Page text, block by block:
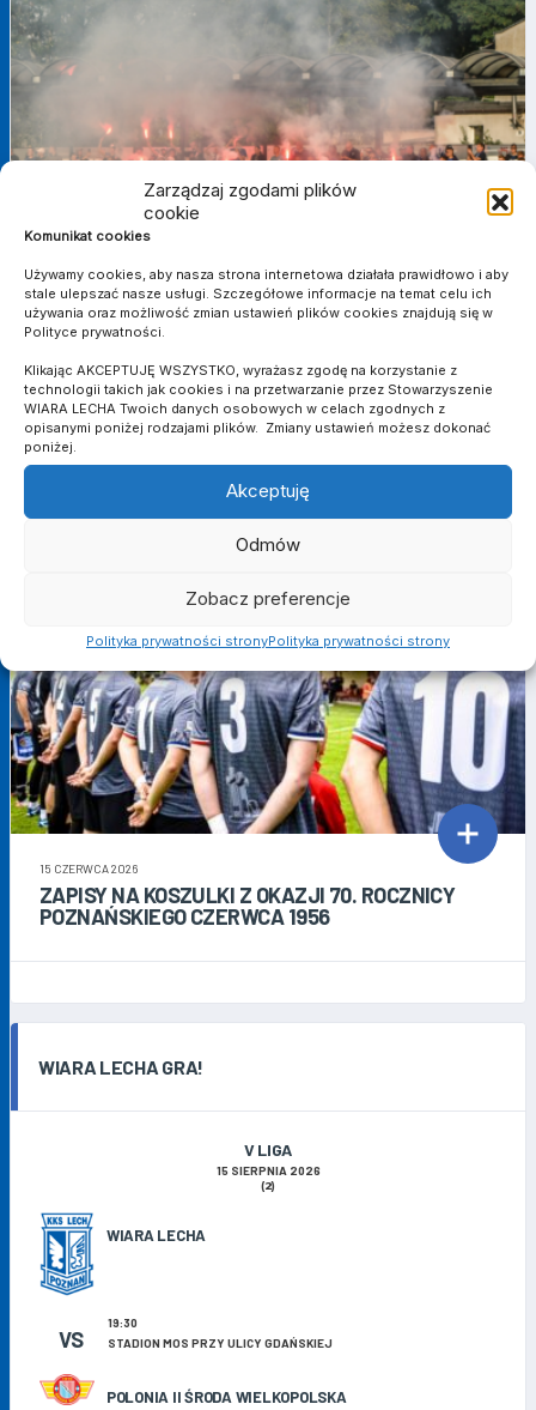
Zarządzaj zgodami plików
cookie
Komunikat cookies
Używamy cookies, aby nasza strona internetowa działała prawidłowo i aby
stale ulepszać nasze usługi. Szczegółowe informacje na temat celu ich
używania oraz możliwość zmian ustawień plików cookies znajdują się w
Polityce prywatności.
Klikając AKCEPTUJĘ WSZYSTKO, wyrażasz zgodę na korzystanie z
technologii takich jak cookies i na przetwarzanie przez Stowarzyszenie
WIARA LECHA Twoich danych osobowych w celach zgodnych z
opisanymi poniżej rodzajami plików. Zmiany ustawień możesz dokonać
poniżej.
Akceptuję
Odmów
Zobacz preferencje
Polityka prywatności stronyPolityka prywatności strony
12 CZERWCA 2026
O WAŻNE PUNKTY W POBIEDZISKACH
15 CZERWCA 2026
ZAPISY NA KOSZULKI Z OKAZJI 70. ROCZNICY
POZNAŃSKIEGO CZERWCA 1956
WIARA LECHA GRA!
V LIGA
15 SIERPNIA 2026
(2)
WIARA LECHA
POLONIA II ŚRODA WIELKOPOLSKA
VS
19:30
STADION MOS PRZY ULICY GDAŃSKIEJ